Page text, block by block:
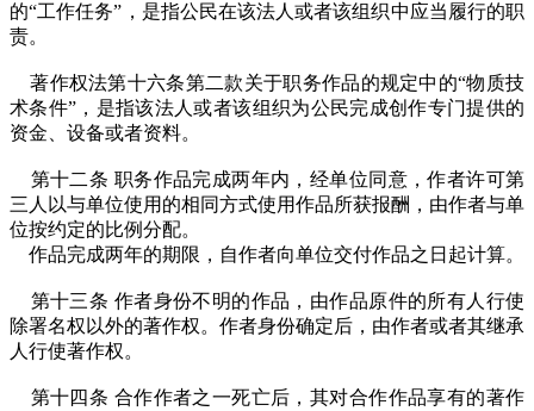
的“工作任务”，是指公民在该法人或者该组织中应当履行的职
责。
著作权法第十六条第二款关于职务作品的规定中的“物质技
术条件”，是指该法人或者该组织为公民完成创作专门提供的
资金、设备或者资料。
第十二条 职务作品完成两年内，经单位同意，作者许可第
三人以与单位使用的相同方式使用作品所获报酬，由作者与单
位按约定的比例分配。
作品完成两年的期限，自作者向单位交付作品之日起计算。
第十三条 作者身份不明的作品，由作品原件的所有人行使
除署名权以外的著作权。作者身份确定后，由作者或者其继承
人行使著作权。
第十四条 合作作者之一死亡后，其对合作作品享有的著作